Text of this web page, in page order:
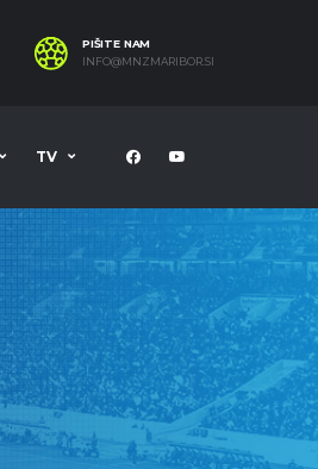
PIŠITE NAM
INFO@MNZMARIBOR.SI
TV